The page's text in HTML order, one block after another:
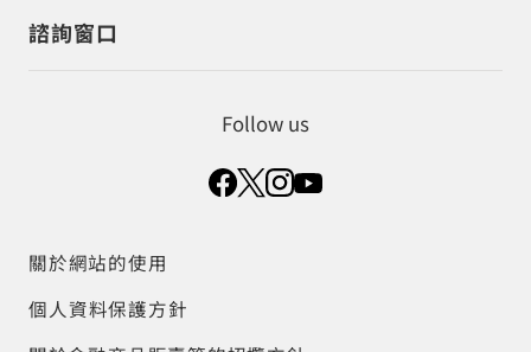
諮詢窗口
Follow us
關於網站的使用
個人資料保護方針